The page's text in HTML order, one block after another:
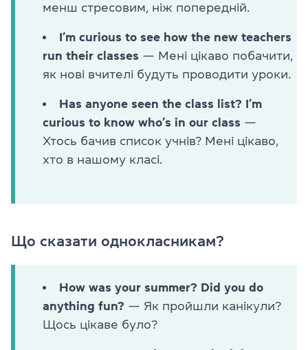
менш стресовим, ніж попередній.
I’m curious to see how the new teachers
run their classes — Мені цікаво побачити,
як нові вчителі будуть проводити уроки.
Has anyone seen the class list? I’m
curious to know who’s in our class —
Хтось бачив список учнів? Мені цікаво,
хто в нашому класі.
Що сказати однокласникам?
How was your summer? Did you do
anything fun? — Як пройшли канікули?
Щось цікаве було?